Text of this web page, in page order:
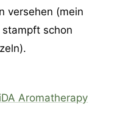
versehen (mein
schon